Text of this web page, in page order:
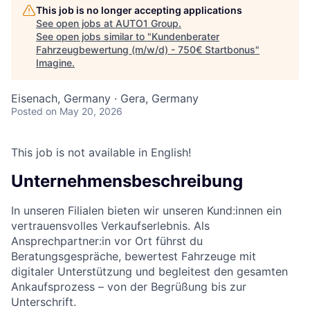
This job is no longer accepting applications
See open jobs at AUTO1 Group.
See open jobs similar to "Kundenberater
Fahrzeugbewertung (m/w/d) - 750€ Startbonus"
Imagine.
Eisenach, Germany · Gera, Germany
Posted on May 20, 2026
This job is not available in English!
Unternehmensbeschreibung
In unseren Filialen bieten wir unseren Kund:innen ein
vertrauensvolles Verkaufserlebnis. Als
Ansprechpartner:in vor Ort führst du
Beratungsgespräche, bewertest Fahrzeuge mit
digitaler Unterstützung und begleitest den gesamten
Ankaufsprozess – von der Begrüßung bis zur
Unterschrift.